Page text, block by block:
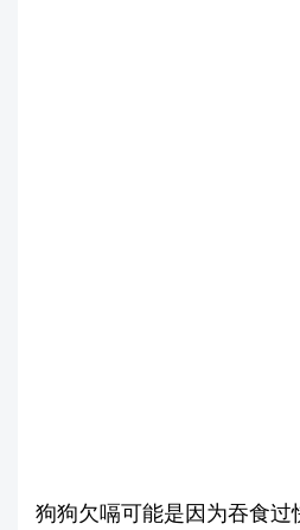
狗狗欠嗝可能是因为吞食过